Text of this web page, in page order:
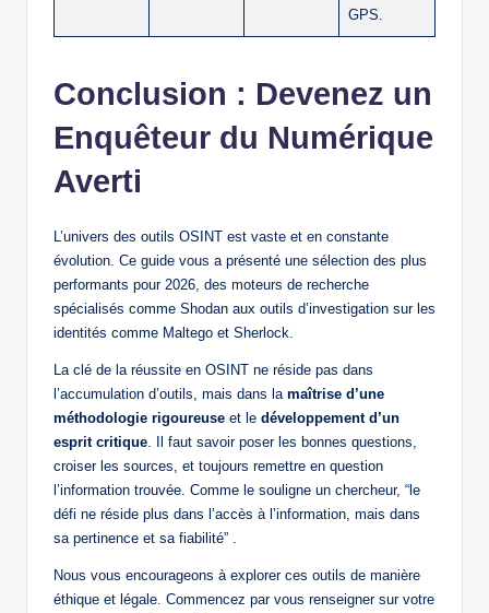
GPS.
Conclusion : Devenez un
Enquêteur du Numérique
Averti
L’univers des outils OSINT est vaste et en constante
évolution. Ce guide vous a présenté une sélection des plus
performants pour 2026, des moteurs de recherche
spécialisés comme Shodan aux outils d’investigation sur les
identités comme Maltego et Sherlock.
La clé de la réussite en OSINT ne réside pas dans
l’accumulation d’outils, mais dans la maîtrise d’une
méthodologie rigoureuse et le développement d’un
esprit critique . Il faut savoir poser les bonnes questions,
croiser les sources, et toujours remettre en question
l’information trouvée. Comme le souligne un chercheur, “le
défi ne réside plus dans l’accès à l’information, mais dans
sa pertinence et sa fiabilité” .
Nous vous encourageons à explorer ces outils de manière
éthique et légale. Commencez par vous renseigner sur votre